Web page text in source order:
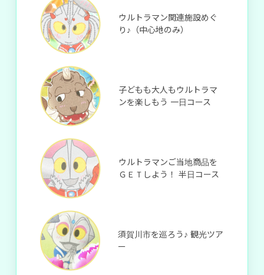
ウルトラマン関連施設めぐ
り♪（中心地のみ）
子どもも大人もウルトラマ
ンを楽しもう 一日コース
ウルトラマンご当地商品を
ＧＥＴしよう！ 半日コース
須賀川市を巡ろう♪ 観光ツア
ー